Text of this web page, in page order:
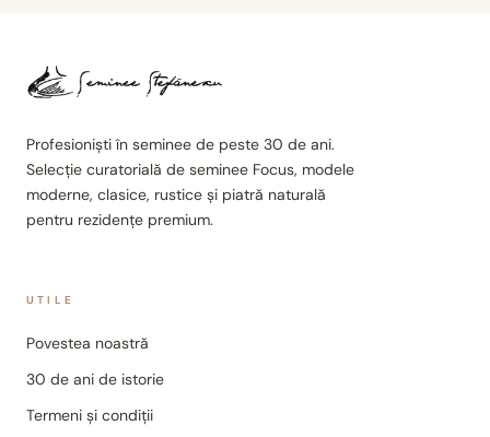
Profesioniști în seminee de peste 30 de ani.
Selecție curatorială de seminee Focus, modele
moderne, clasice, rustice și piatră naturală
pentru rezidențe premium.
UTILE
Povestea noastră
30 de ani de istorie
Termeni și condiții